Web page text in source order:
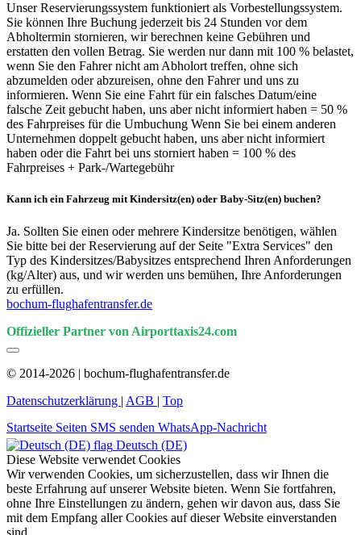
Unser Reservierungssystem funktioniert als Vorbestellungssystem.
Sie können Ihre Buchung jederzeit bis 24 Stunden vor dem
Abholtermin stornieren, wir berechnen keine Gebühren und
erstatten den vollen Betrag. Sie werden nur dann mit 100 % belastet,
wenn Sie den Fahrer nicht am Abholort treffen, ohne sich
abzumelden oder abzureisen, ohne den Fahrer und uns zu
informieren. Wenn Sie eine Fahrt für ein falsches Datum/eine
falsche Zeit gebucht haben, uns aber nicht informiert haben = 50 %
des Fahrpreises für die Umbuchung Wenn Sie bei einem anderen
Unternehmen doppelt gebucht haben, uns aber nicht informiert
haben oder die Fahrt bei uns storniert haben = 100 % des
Fahrpreises + Park-/Wartegebühr
Kann ich ein Fahrzeug mit Kindersitz(en) oder Baby-Sitz(en) buchen?
Ja. Sollten Sie einen oder mehrere Kindersitze benötigen, wählen
Sie bitte bei der Reservierung auf der Seite "Extra Services" den
Typ des Kindersitzes/Babysitzes entsprechend Ihren Anforderungen
(kg/Alter) aus, und wir werden uns bemühen, Ihre Anforderungen
zu erfüllen.
bochum-flughafentransfer.de
Offizieller Partner von Airporttaxis24.com
© 2014-2026 | bochum-flughafentransfer.de
Datenschutzerklärung | AGB | Top
Startseite Seiten SMS senden WhatsApp-Nachricht
Deutsch (DE)
Diese Website verwendet Cookies
Wir verwenden Cookies, um sicherzustellen, dass wir Ihnen die
beste Erfahrung auf unserer Website bieten. Wenn Sie fortfahren,
ohne Ihre Einstellungen zu ändern, gehen wir davon aus, dass Sie
mit dem Empfang aller Cookies auf dieser Website einverstanden
sind.